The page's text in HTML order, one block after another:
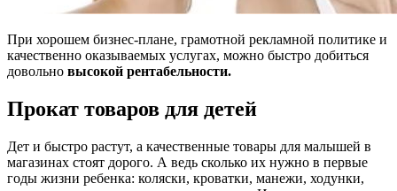
При хорошем бизнес-плане, грамотной рекламной политике и
качественно оказываемых услугах, можно быстро добиться
довольно высокой рентабельности.
Прокат товаров для детей
Дет и быстро растут, а качественные товары для малышей в
магазинах стоят дорого. А ведь сколько их нужно в первые
годы жизни ребенка: коляски, кроватки, манежи, ходунки,